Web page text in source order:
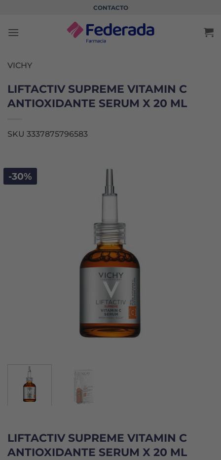
contenido
CONTACTO
VICHY
LIFTACTIV SUPREME VITAMIN C
ANTIOXIDANTE SERUM X 20 ML
SKU 3337875796583
-30%
LIFTACTIV SUPREME VITAMIN C
ANTIOXIDANTE SERUM X 20 ML